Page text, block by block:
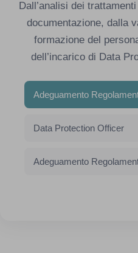
Dall’analisi dei
documentazione, dalla
formazione del
dell’incarico di Data
Adeguamento
Data Protection Officer
Adeguamento